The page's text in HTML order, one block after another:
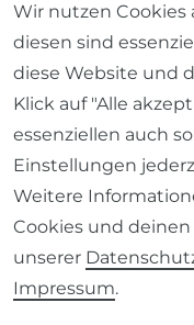
Impressum
VERTRAG
Wir nutzen Cookies
diesen sind
diese Website und
Klick auf "Alle
essenziellen auch
Einstellungen
Weitere
Cookies und
unserer
Impressum.